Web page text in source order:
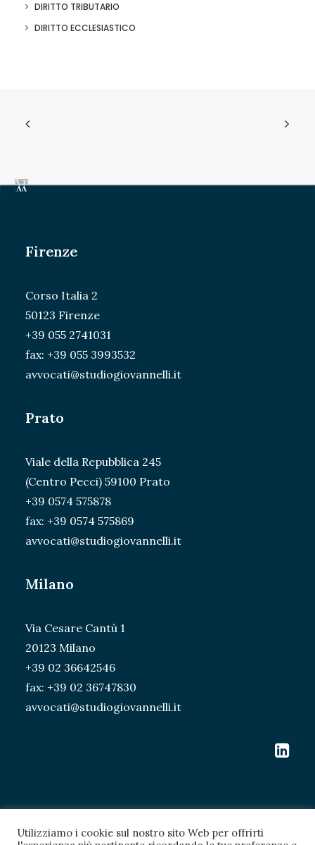
DIRITTO TRIBUTARIO
DIRITTO ECCLESIASTICO
Firenze
Corso Italia 2
50123 Firenze
+39 055 2741031
fax: +39 055 3993532
avvocati@studiogiovannelli.it
Prato
Viale della Repubblica 245
(Centro Pecci) 59100 Prato
+39 0574 575878
fax: +39 0574 575869
avvocati@studiogiovannelli.it
Milano
Via Cesare Cantù 1
20123 Milano
+39 02 36642546
fax: +39 02 36747830
avvocati@studiogiovannelli.it
Utilizziamo i cookie sul nostro sito Web per offrirti